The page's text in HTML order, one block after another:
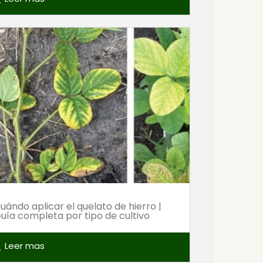
aplicar el quelato de hierro |
completa por tipo de cultivo
Leer mas